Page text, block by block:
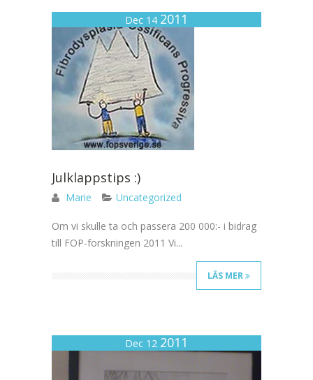
Dec 14 2011
Julklappstips :)
Marie Uncategorized
Om vi skulle ta och passera 200 000:- i bidrag
till FOP-forskningen 2011 Vi...
LÄS MER
Dec 12 2011